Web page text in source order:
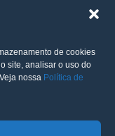
de cookies
site, analisar o uso do
nossa Política de